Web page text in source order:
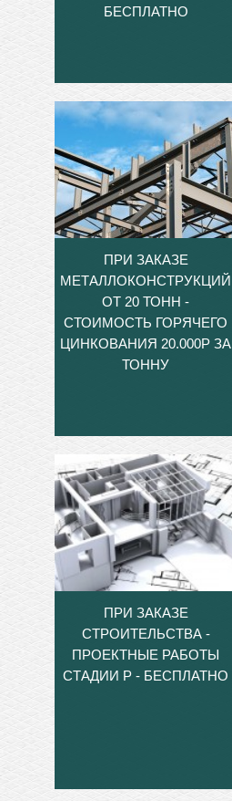
БЕСПЛАТНО
ПРИ ЗАКАЗЕ
МЕТАЛЛОКОНСТРУКЦИЙ
ОТ 20 ТОНН -
СТОИМОСТЬ ГОРЯЧЕГО
ЦИНКОВАНИЯ 20.000Р ЗА
ТОННУ
ПРИ ЗАКАЗЕ
СТРОИТЕЛЬСТВА -
ПРОЕКТНЫЕ РАБОТЫ
СТАДИИ Р - БЕСПЛАТНО